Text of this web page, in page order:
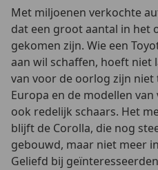
Met miljoenen verkochte
dat een groot aantal in het
gekomen zijn. Wie een
aan wil schaffen, hoeft niet
van voor de oorlog zijn
Europa en de modellen
ook redelijk schaars. Het
blijft de Corolla, die nog
gebouwd, maar niet meer
Geliefd bij